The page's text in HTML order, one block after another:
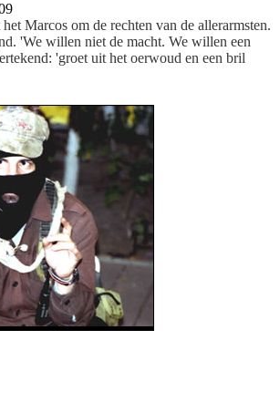
Marcos om de rechten van de allerarmsten.
'We willen niet de macht. We willen een
'groet uit het oerwoud en een bril